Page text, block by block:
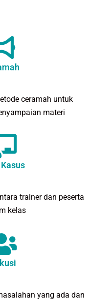
ceramah untuk
materi
trainer dan peserta
kelas
yang ada dan